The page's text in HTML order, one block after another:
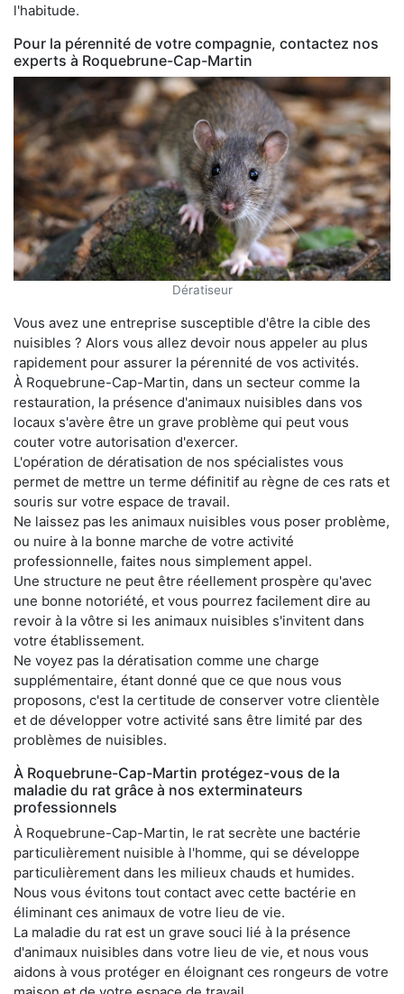
l'habitude.
Pour la pérennité de votre compagnie, contactez nos
experts à Roquebrune-Cap-Martin
Dératiseur
Vous avez une entreprise susceptible d'être la cible des
nuisibles ? Alors vous allez devoir nous appeler au plus
rapidement pour assurer la pérennité de vos activités.
À Roquebrune-Cap-Martin, dans un secteur comme la
restauration, la présence d'animaux nuisibles dans vos
locaux s'avère être un grave problème qui peut vous
couter votre autorisation d'exercer.
L'opération de dératisation de nos spécialistes vous
permet de mettre un terme définitif au règne de ces rats et
souris sur votre espace de travail.
Ne laissez pas les animaux nuisibles vous poser problème,
ou nuire à la bonne marche de votre activité
professionnelle, faites nous simplement appel.
Une structure ne peut être réellement prospère qu'avec
une bonne notoriété, et vous pourrez facilement dire au
revoir à la vôtre si les animaux nuisibles s'invitent dans
votre établissement.
Ne voyez pas la dératisation comme une charge
supplémentaire, étant donné que ce que nous vous
proposons, c'est la certitude de conserver votre clientèle
et de développer votre activité sans être limité par des
problèmes de nuisibles.
À Roquebrune-Cap-Martin protégez-vous de la
maladie du rat grâce à nos exterminateurs
professionnels
À Roquebrune-Cap-Martin, le rat secrète une bactérie
particulièrement nuisible à l'homme, qui se développe
particulièrement dans les milieux chauds et humides.
Nous vous évitons tout contact avec cette bactérie en
éliminant ces animaux de votre lieu de vie.
La maladie du rat est un grave souci lié à la présence
d'animaux nuisibles dans votre lieu de vie, et nous vous
aidons à vous protéger en éloignant ces rongeurs de votre